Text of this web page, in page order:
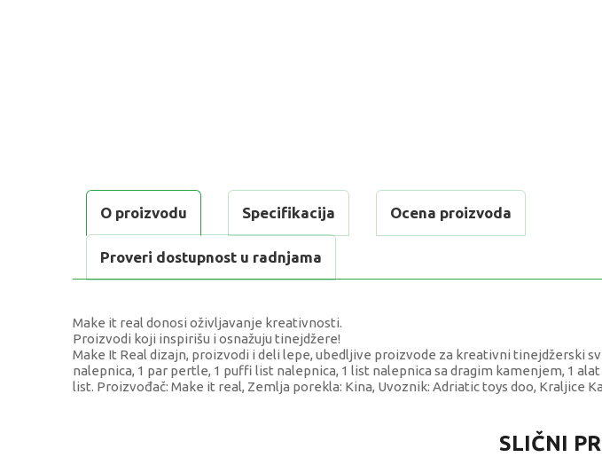
O proizvodu Specifikacija Ocena proizvoda
Proveri dostupnost u radnjama
Make it real donosi oživljavanje kreativnosti.
Proizvodi koji inspirišu i osnažuju tinejdžere!
Make It Real dizajn, proizvodi i deli lepe, ubedljive proizvode za kreativni tinejdžerski
nalepnica, 1 par pertle, 1 puffi list nalepnica, 1 list nalepnica sa dragim kamenjem, 1
list. Proizvođač: Make it real, Zemlja porekla: Kina, Uvoznik: Adriatic toys doo, Kraljice
SLIČNI